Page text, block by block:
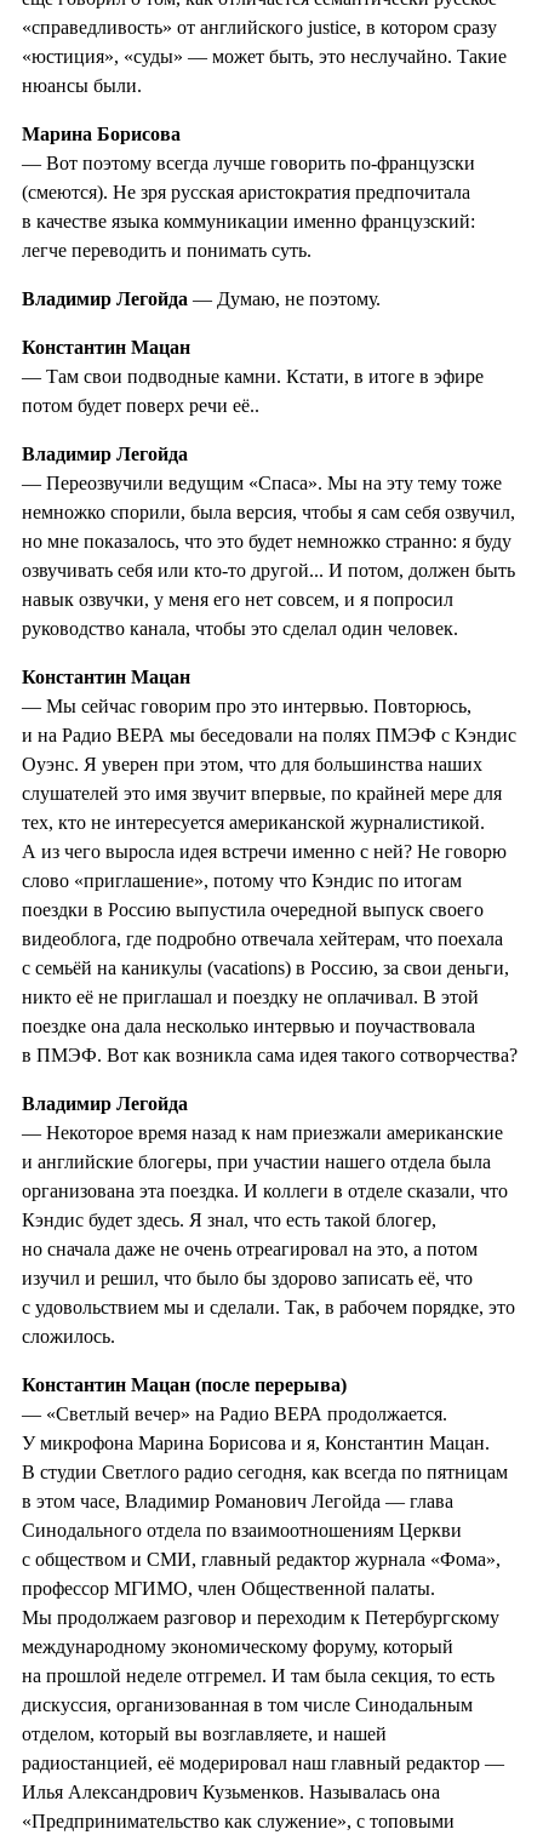
«справедливость» от английского justice, в котором сразу
«юстиция», «суды» — может быть, это неслучайно. Такие
нюансы были.
Марина Борисова
— Вот поэтому всегда лучше говорить по-французски
(смеются). Не зря русская аристократия предпочитала
в качестве языка коммуникации именно французский:
легче переводить и понимать суть.
Владимир Легойда — Думаю, не поэтому.
Константин Мацан
— Там свои подводные камни. Кстати, в итоге в эфире
потом будет поверх речи её..
Владимир Легойда
— Переозвучили ведущим «Спаса». Мы на эту тему тоже
немножко спорили, была версия, чтобы я сам себя озвучил,
но мне показалось, что это будет немножко странно: я буду
озвучивать себя или кто-то другой... И потом, должен быть
навык озвучки, у меня его нет совсем, и я попросил
руководство канала, чтобы это сделал один человек.
Константин Мацан
— Мы сейчас говорим про это интервью. Повторюсь,
и на Радио ВЕРА мы беседовали на полях ПМЭФ с Кэндис
Оуэнс. Я уверен при этом, что для большинства наших
слушателей это имя звучит впервые, по крайней мере для
тех, кто не интересуется американской журналистикой.
А из чего выросла идея встречи именно с ней? Не говорю
слово «приглашение», потому что Кэндис по итогам
поездки в Россию выпустила очередной выпуск своего
видеоблога, где подробно отвечала хейтерам, что поехала
с семьёй на каникулы (vacations) в Россию, за свои деньги,
никто её не приглашал и поездку не оплачивал. В этой
поездке она дала несколько интервью и поучаствовала
в ПМЭФ. Вот как возникла сама идея такого сотворчества?
Владимир Легойда
— Некоторое время назад к нам приезжали американские
и английские блогеры, при участии нашего отдела была
организована эта поездка. И коллеги в отделе сказали, что
Кэндис будет здесь. Я знал, что есть такой блогер,
но сначала даже не очень отреагировал на это, а потом
изучил и решил, что было бы здорово записать её, что
с удовольствием мы и сделали. Так, в рабочем порядке, это
сложилось.
Константин Мацан (после перерыва)
— «Светлый вечер» на Радио ВЕРА продолжается.
У микрофона Марина Борисова и я, Константин Мацан.
В студии Светлого радио сегодня, как всегда по пятницам
в этом часе, Владимир Романович Легойда — глава
Синодального отдела по взаимоотношениям Церкви
с обществом и СМИ, главный редактор журнала «Фома»,
профессор МГИМО, член Общественной палаты.
Мы продолжаем разговор и переходим к Петербургскому
международному экономическому форуму, который
на прошлой неделе отгремел. И там была секция, то есть
дискуссия, организованная в том числе Синодальным
отделом, который вы возглавляете, и нашей
радиостанцией, её модерировал наш главный редактор —
Илья Александрович Кузьменков. Называлась она
«Предпринимательство как служение», с топовыми